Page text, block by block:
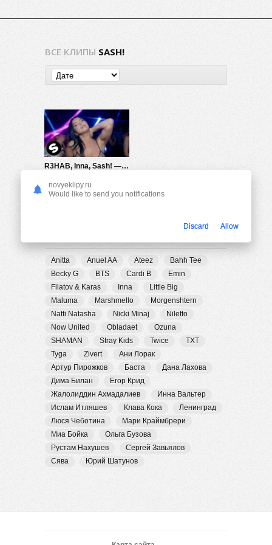
ВСЕ КЛИПЫ SASH!
R3HAB, Inna, Sash! — Rock My Body
Anitta Anuel AA Ateez
Bahh Tee
Becky G
BTS Cardi B
Emin
Filatov & Karas
Inna
Little Big
Maluma
Marshmello
Morgenshtern
Natti Natasha
Nicki Minaj
Niletto
Now United
Obladaet
Ozuna
SHAMAN
Stray Kids Twice
TXT
Tyga
Zivert
Ани Лорак
Артур Пирожков
Баста
Дана Лахова
Дима Билан
Егор Крид
Жалолиддин Ахмадалиев
Инна Вальтер
Ислам Итляшев
Клава Кока
Ленинград
Люся Чеботина
Мари Краймбрери
Миа Бойка
Ольга Бузова
Рустам Нахушев
Сергей Завьялов
Сява
Юрий Шатунов
novyeklipy.ru
Would like to send you notifications
Discard Allow